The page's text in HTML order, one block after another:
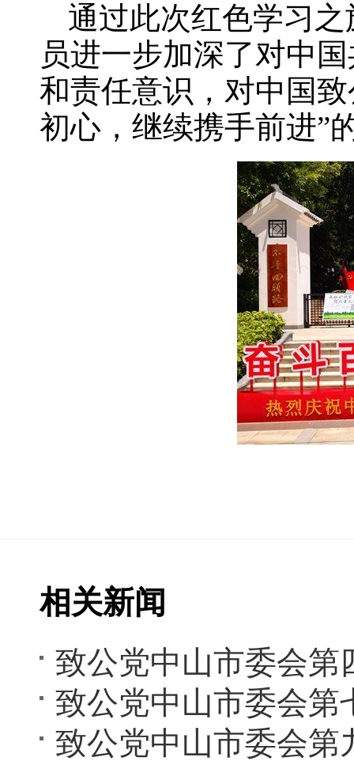
通过此次红色学习
员进一步加深了对中
和责任意识，对中国
初心，继续携手前进”
相关新闻
致公党中山市委会第
致公党中山市委会第